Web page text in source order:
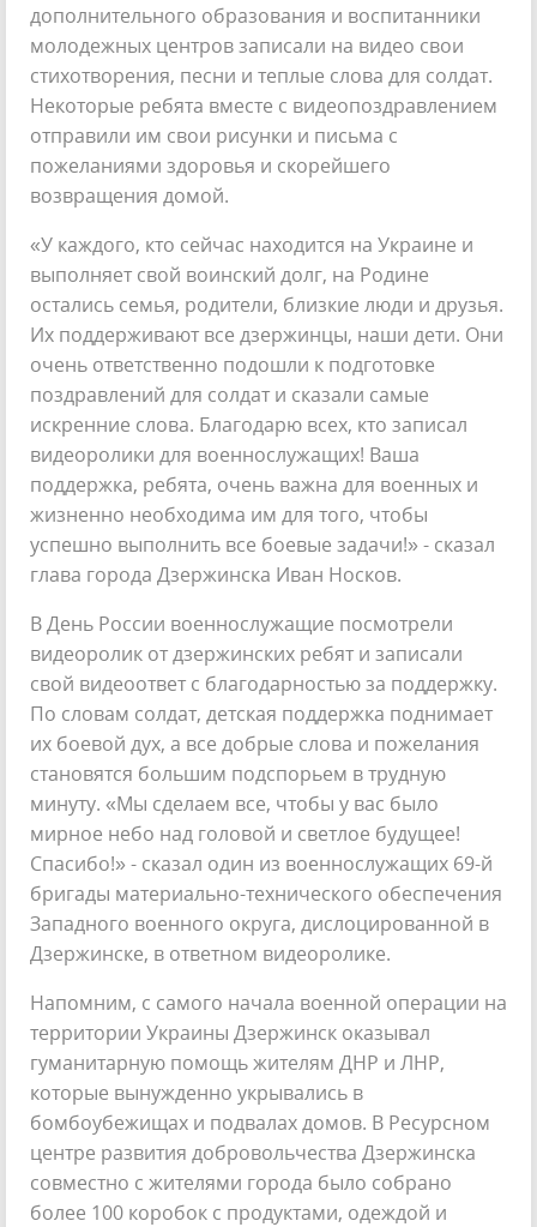
дополнительного образования и воспитанники
молодежных центров записали на видео свои
стихотворения, песни и теплые слова для солдат.
Некоторые ребята вместе с видеопоздравлением
отправили им свои рисунки и письма с
пожеланиями здоровья и скорейшего
возвращения домой.
«У каждого, кто сейчас находится на Украине и
выполняет свой воинский долг, на Родине
остались семья, родители, близкие люди и друзья.
Их поддерживают все дзержинцы, наши дети. Они
очень ответственно подошли к подготовке
поздравлений для солдат и сказали самые
искренние слова. Благодарю всех, кто записал
видеоролики для военнослужащих! Ваша
поддержка, ребята, очень важна для военных и
жизненно необходима им для того, чтобы
успешно выполнить все боевые задачи!» - сказал
глава города Дзержинска Иван Носков.
В День России военнослужащие посмотрели
видеоролик от дзержинских ребят и записали
свой видеоответ с благодарностью за поддержку.
По словам солдат, детская поддержка поднимает
их боевой дух, а все добрые слова и пожелания
становятся большим подспорьем в трудную
минуту. «Мы сделаем все, чтобы у вас было
мирное небо над головой и светлое будущее!
Спасибо!» - сказал один из военнослужащих 69-й
бригады материально-технического обеспечения
Западного военного округа, дислоцированной в
Дзержинске, в ответном видеоролике.
Напомним, с самого начала военной операции на
территории Украины Дзержинск оказывал
гуманитарную помощь жителям ДНР и ЛНР,
которые вынужденно укрывались в
бомбоубежищах и подвалах домов. В Ресурсном
центре развития добровольчества Дзержинска
совместно с жителями города было собрано
более 100 коробок с продуктами, одеждой и